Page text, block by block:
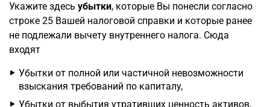
Укажите здесь убытки, которые Вы понесли согласно
строке 25 Вашей налоговой справки и которые ранее
не подлежали вычету внутреннего налога. Сюда
входят
Убытки от полной или частичной невозможности
взыскания требований по капиталу,
Убытки от выбытия утративших ценность активов,